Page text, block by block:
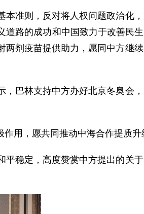
准则，反对将人权问题政治化
路的成功和中国致力于改善民生
剂疫苗提供助力，愿同中方继
巴林支持中方办好北京冬奥会
用，愿共同推动中海合作提质升
稳定，高度赞赏中方提出的关